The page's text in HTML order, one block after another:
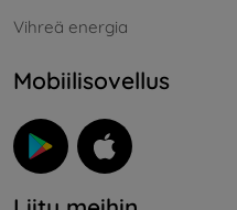
Vihreä energia
Mobiilisovellus